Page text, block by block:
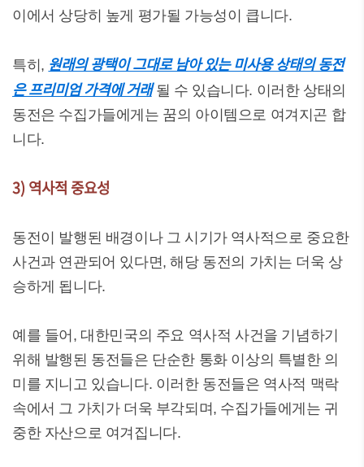
이에서 상당히 높게 평가될 가능성이 큽니다.
특히, 원래의 광택이 그대로 남아 있는 미사용 상태의 동전
은 프리미엄 가격에 거래 될 수 있습니다. 이러한 상태의
동전은 수집가들에게는 꿈의 아이템으로 여겨지곤 합
니다.
3) 역사적 중요성
동전이 발행된 배경이나 그 시기가 역사적으로 중요한
사건과 연관되어 있다면, 해당 동전의 가치는 더욱 상
승하게 됩니다.
예를 들어, 대한민국의 주요 역사적 사건을 기념하기
위해 발행된 동전들은 단순한 통화 이상의 특별한 의
미를 지니고 있습니다. 이러한 동전들은 역사적 맥락
속에서 그 가치가 더욱 부각되며, 수집가들에게는 귀
중한 자산으로 여겨집니다.